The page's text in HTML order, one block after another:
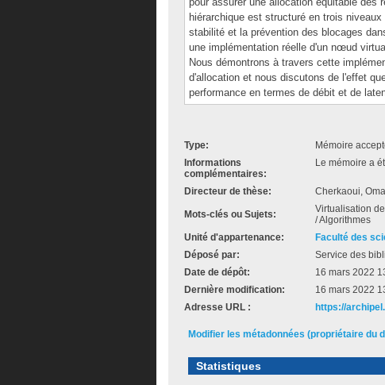
hiérarchique est structuré en trois
stabilité et la prévention des blocages
une implémentation réelle d'un nœud
Nous démontrons à travers cette
d'allocation et nous discutons de l'effet
performance en termes de débit et de
Type:
Mémoire
Informations
complémentaires:
Le mémoire a
Directeur de thèse: Cherkaoui,
Mots-clés ou Sujets:
Virtualisation
/ Algorithmes
Unité d'appartenance:
Faculté des
Déposé par:
Service des
Date de dépôt:
16 mars 2022
Dernière modification:
16 mars 2022
Adresse URL :
https://
Modifier les métadonnées (propriétaire du
Statistiques